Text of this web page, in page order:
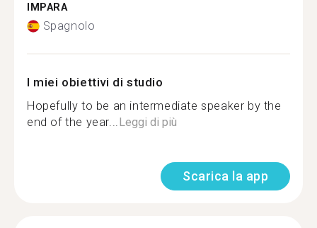
IMPARA
Spagnolo
I miei obiettivi di studio
Hopefully to be an intermediate speaker by the
end of the year...Leggi di più
Scarica la app